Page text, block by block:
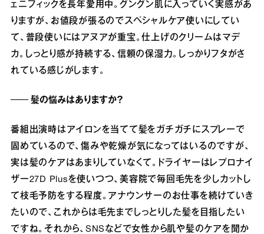
ェニフィックを長年愛用中。グングン肌に入っていく実感があ
りますが、お値段が張るのでスペシャルケア使いにしてい
て、普段使いにはアヌアが重宝。仕上げのクリームはマデ
カ。しっとり感が持続する、信頼の保湿力。しっかりフタがさ
れている感じがします。
── 髪の悩みはありますか？
番組出演時はアイロンを当てて髪をガチガチにスプレーで
固めているので、傷みや乾燥が気になってはいるのですが、
実は髪のケアはあまりしていなくて。ドライヤーはレプロナイ
ザー27D Plusを使いつつ、美容院で毎回毛先を少しカットし
て枝毛予防をする程度。アナウンサーのお仕事を続けていき
たいので、これからは毛先までしっとりした髪を目指したい
ですね。それから、SNSなどで女性から肌や髪のケアを聞か